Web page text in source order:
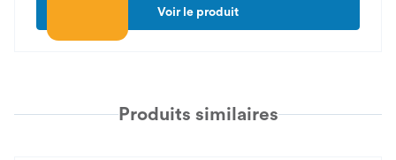
Voir le produit
Produits similaires